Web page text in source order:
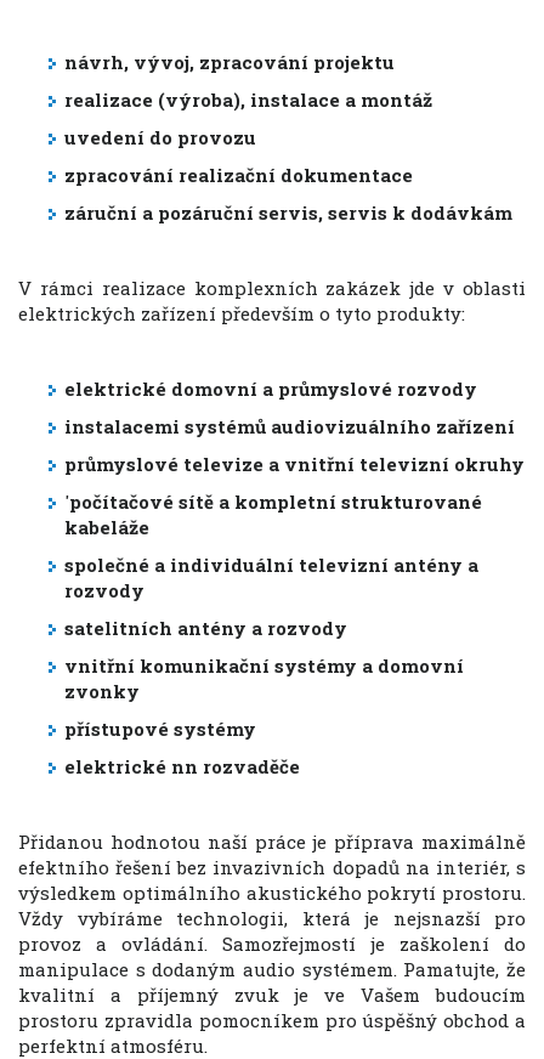
návrh, vývoj, zpracování projektu
realizace (výroba), instalace a montáž
uvedení do provozu
zpracování realizační dokumentace
záruční a pozáruční servis, servis k dodávkám
V rámci realizace komplexních zakázek jde v oblasti
elektrických zařízení především o tyto produkty:
elektrické domovní a průmyslové rozvody
instalacemi systémů audiovizuálního zařízení
průmyslové televize a vnitřní televizní okruhy
'počítačové sítě a kompletní strukturované
kabeláže
společné a individuální televizní antény a
rozvody
satelitních antény a rozvody
vnitřní komunikační systémy a domovní
zvonky
přístupové systémy
elektrické nn rozvaděče
Přidanou hodnotou naší práce je příprava maximálně
efektního řešení bez invazivních dopadů na interiér, s
výsledkem optimálního akustického pokrytí prostoru.
Vždy vybíráme technologii, která je nejsnazší pro
provoz a ovládání. Samozřejmostí je zaškolení do
manipulace s dodaným audio systémem. Pamatujte, že
kvalitní a příjemný zvuk je ve Vašem budoucím
prostoru zpravidla pomocníkem pro úspěšný obchod a
perfektní atmosféru.